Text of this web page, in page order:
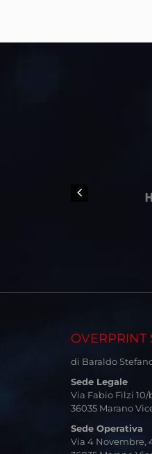
OVERPRINT
di Baraldo
Sede Legale
Via Fabio Filzi 10/
36035 Marano
Sede Operativa
Via 4 Novembre,